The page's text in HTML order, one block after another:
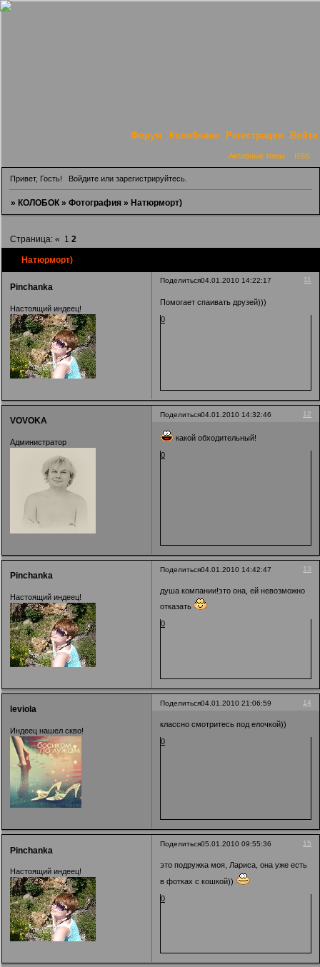
Форум Колобчане Регистрация Войти
Активные темы RSS
Привет, Гость! Войдитеили зарегистрируйтесь.
»КОЛОБОК »Фотография »Натюрморт)
Натюрморт)
Страница:« 1 2
Поделиться 11
04.01.2010 14:22:17
Pinchanka
Настоящий индеец!
Помогает спаивать друзей)))
0
Поделиться 12
04.01.2010 14:32:46
VOVOKA
Администратор
какой обходительный!
0
Поделиться 13
04.01.2010 14:42:47
Pinchanka
Настоящий индеец!
душа компании!это она, ей невозможно
отказать
0
Поделиться 14
04.01.2010 21:06:59
leviola
Индеец нашел скво!
классно смотритесь под елочкой))
0
Поделиться 15
05.01.2010 09:55:36
Pinchanka
Настоящий индеец!
это подружка моя, Лариса, она уже есть
в фотках с кошкой))
0